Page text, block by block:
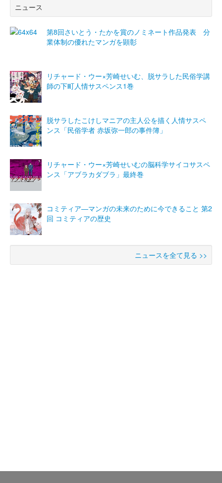
ニュース
第8回さいとう・たかを賞のノミネート作品発表 分
業体制の優れたマンガを顕彰
リチャード・ウー×芳崎せいむ、脱サラした民俗学講
師の下町人情サスペンス1巻
脱サラしたこけしマニアの主人公を描く人情サスペ
ンス「民俗学者 赤坂弥一郎の事件簿」
リチャード・ウー×芳崎せいむの脳科学サイコサスペ
ンス「アブラカダブラ」最終巻
コミティア―マンガの未来のために今できること 第2
回 コミティアの歴史
ニュースを全て見る >>